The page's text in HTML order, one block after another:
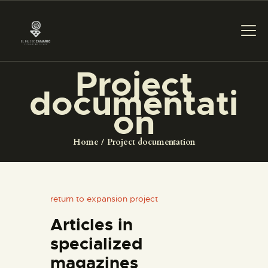
Project
documentati
on
Home Project documentation
THE MUSEUM
EXHIBITION AND
COLLECTIONS
DOCUMENTACIÓN
SERVICES
return to expansion project
Articles in
specialized
magazines